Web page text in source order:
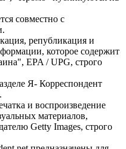
совместно с
републикация и
которое содержит
EPA / UPG, строго
Я- Корреспондент
и воспроизведение
материалов,
Getty Images, строго